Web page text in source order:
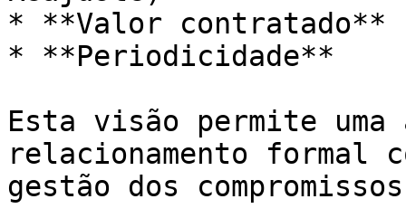
* **Valor contratado**
* **Periodicidade**
Esta visão permite
relacionamento
gestão dos